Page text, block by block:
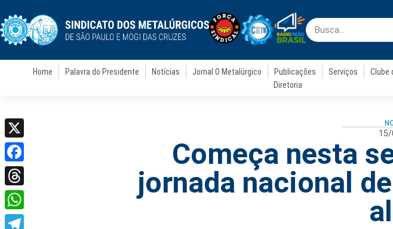
Home Palavra do Presidente Notícias Jornal O Metalúrgico Publicações Serviços Clube
Diretoria
Começa nesta
jornada nacional
X
Facebook
Threads
WhatsApp